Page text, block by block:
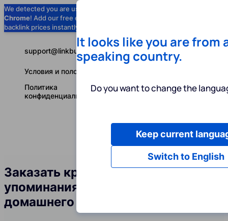
We detected you are using
Chrome! Add our free extension to check
backlink prices instantly as you browse.
Услуги
Русский
support@linkbuilder.com
Условия и положения
Политика
конфиденциальности
Заказать крауд-ссылки и
упоминания бренда в сфере
домашнего фитнеса
It looks like you are from
speaking country.
Do you want to change the
Switch to English
Keep current